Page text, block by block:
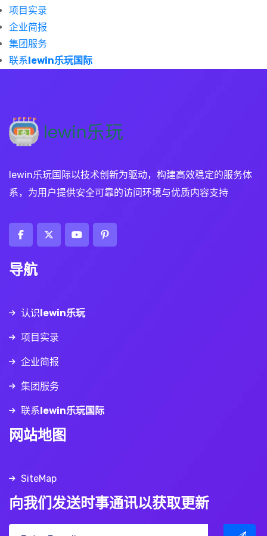
项目实录
企业简报
集团服务
联系lewin乐玩国际
lewin乐玩国际以技术创新为驱动，构建高效稳定的服务体
系，为用户提供安全可靠的访问环境与优质内容支持
导航
认识lewin乐玩
项目实录
企业简报
集团服务
联系lewin乐玩国际
网站地图
SiteMap
向我们发送时事通讯以获取更新